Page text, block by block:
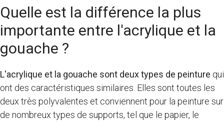
Quelle est la différence la plus
importante entre l'acrylique et la
gouache ?
L'acrylique et la gouache sont deux types de peinture qui
ont des caractéristiques similaires. Elles sont toutes les
deux très polyvalentes et conviennent pour la peinture sur
de nombreux types de supports, tel que le papier, le